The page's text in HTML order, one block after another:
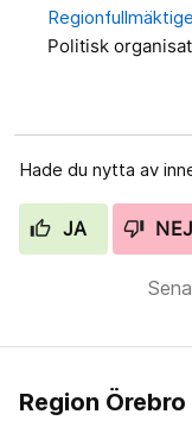
Regionfullmäktige
Politisk
Hade du nytta av
JA NEJ
Region Örebro